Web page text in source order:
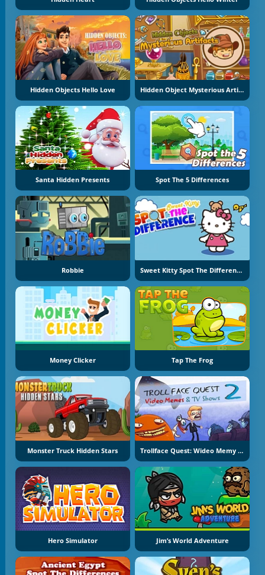
Hidden Objects Hello Love Hidden Object Mysterious Artifact
Santa Hidden Presents Spot The 5 Differences
Robbie Sweet Kitty Spot The Difference
Money Clicker Tap The Frog
Monster Truck Hidden Stars Trollface Quest: Wideo Memy I Programy TV - Część 2
Hero Simulator Jim’s World Adventure